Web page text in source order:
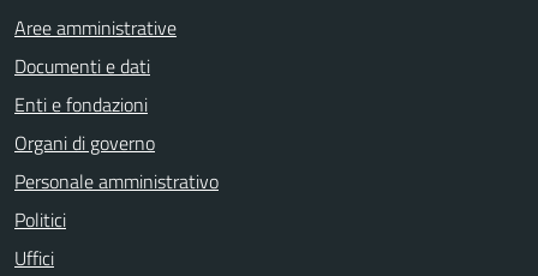
Aree amministrative
Documenti e dati
Enti e fondazioni
Organi di governo
Personale amministrativo
Politici
Uffici